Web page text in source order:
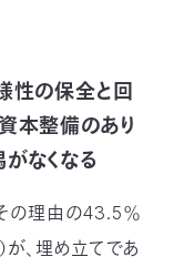
性の保全と回
本整備のあり
なくなる
の理由の43.5％
、埋め立てであ